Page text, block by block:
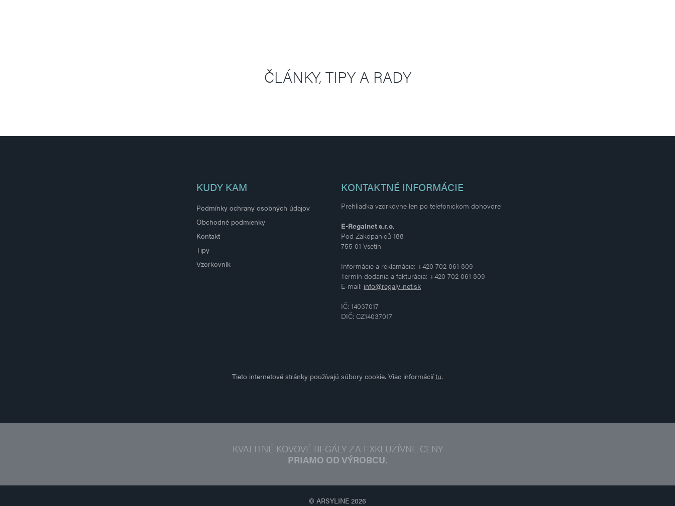
ČLÁNKY, TIPY A RADY
KUDY KAM
Podmínky ochrany osobných údajov
Obchodné podmienky
Kontakt
Tipy
Vzorkovník
KONTAKTNÉ INFORMÁCIE
Prehliadka vzorkovne len po telefonickom dohovore!
E-Regalnet s.r.o.
Pod Zakopaniců 188
755 01 Vsetín
Informácie a reklamácie: +420 702 061 809
Termín dodania a fakturácia: +420 702 061 809
E-mail: info@regaly-net.sk
IČ: 14037017
DIČ: CZ14037017
Tieto internetové stránky používajú súbory cookie. Viac informáciítu.
KVALITNÉ KOVOVÉ REGÁLY ZA EXKLUZÍVNE CENY
PRIAMO OD VÝROBCU.
© ARSYLINE 2026